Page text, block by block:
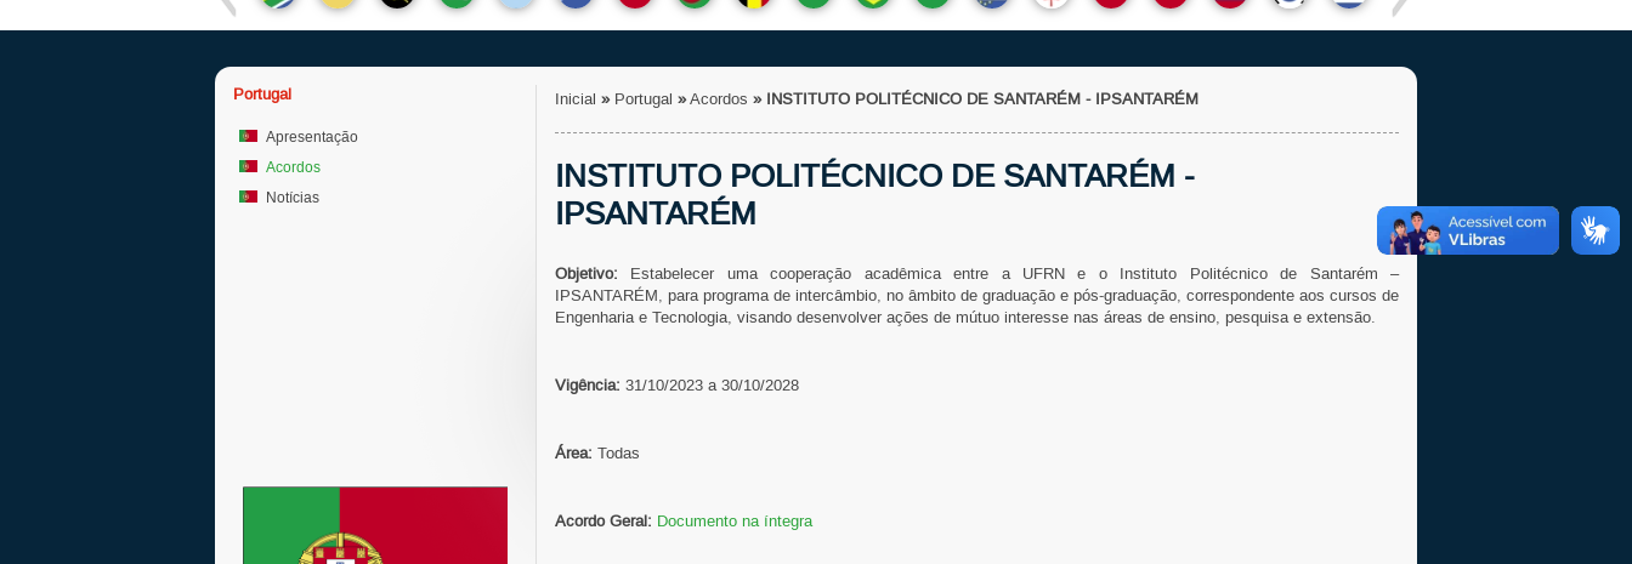
Portugal
Apresentação
Acordos
Notícias
Inicial »Portugal » Acordos » INSTITUTO POLITÉCNICO DE SANTARÉM - IPSANTARÉM
INSTITUTO POLITÉCNICO DE SANTARÉM -
IPSANTARÉM
Objetivo: Estabelecer uma cooperação acadêmica entre a UFRN e o Instituto Politécnico de Santarém –
IPSANTARÉM, para programa de intercâmbio, no âmbito de graduação e pós-graduação, correspondente aos cursos de
Engenharia e Tecnologia, visando desenvolver ações de mútuo interesse nas áreas de ensino, pesquisa e extensão.
Vigência: 31/10/2023 a 30/10/2028
Área: Todas
Acordo Geral: Documento na íntegra